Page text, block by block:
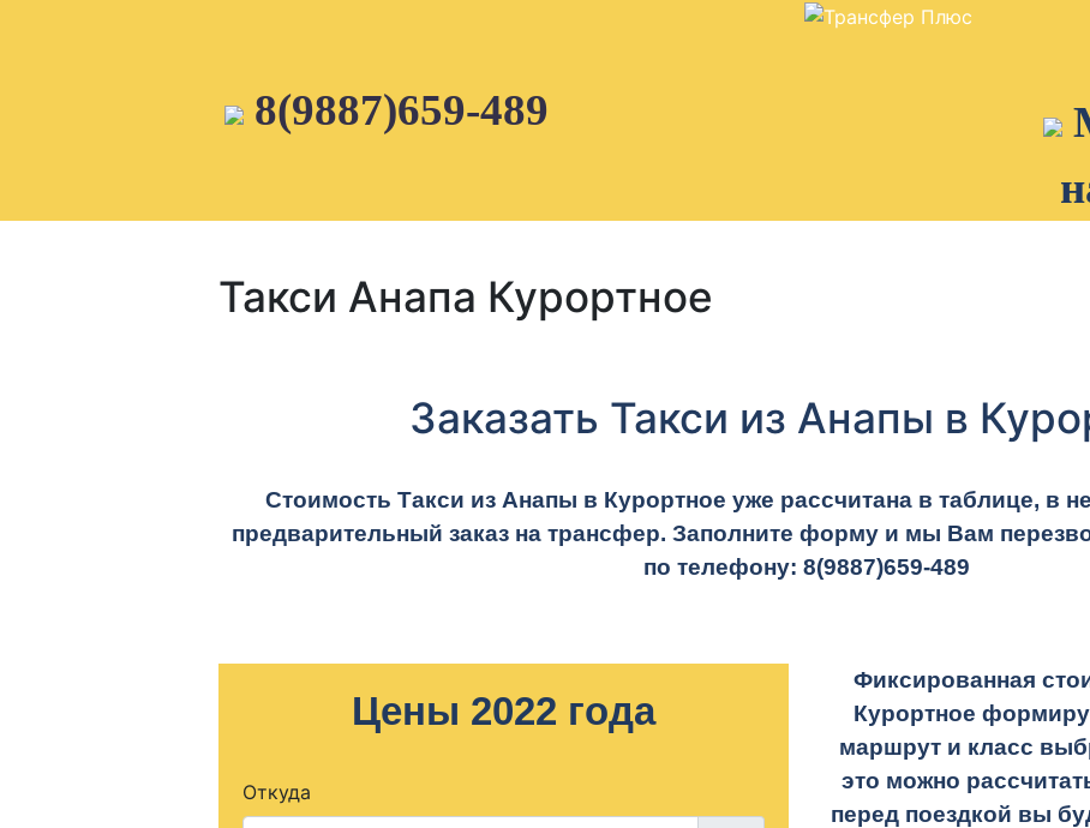
8(9887)659-489
Такси Анапа Курортное
Заказать Такси из Анапы в
Стоимость Такси из Анапы в Курортное уже рассчитана в таблице, в
предварительный заказ на трансфер. Заполните форму и мы Вам
по телефону: 8(9887)659-489
Цены 2022 года
Откуда
Фиксированная
Курортное
маршрут и класс
это можно
перед поездкой вы